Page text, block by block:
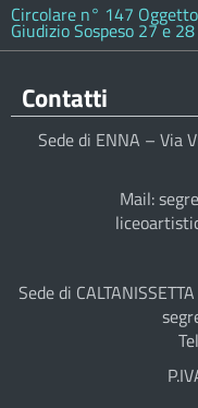
Circolare n° 147
Giudizio Sospeso 27 e
Contatti
Sede di ENNA – Via
Mail:
Sede di